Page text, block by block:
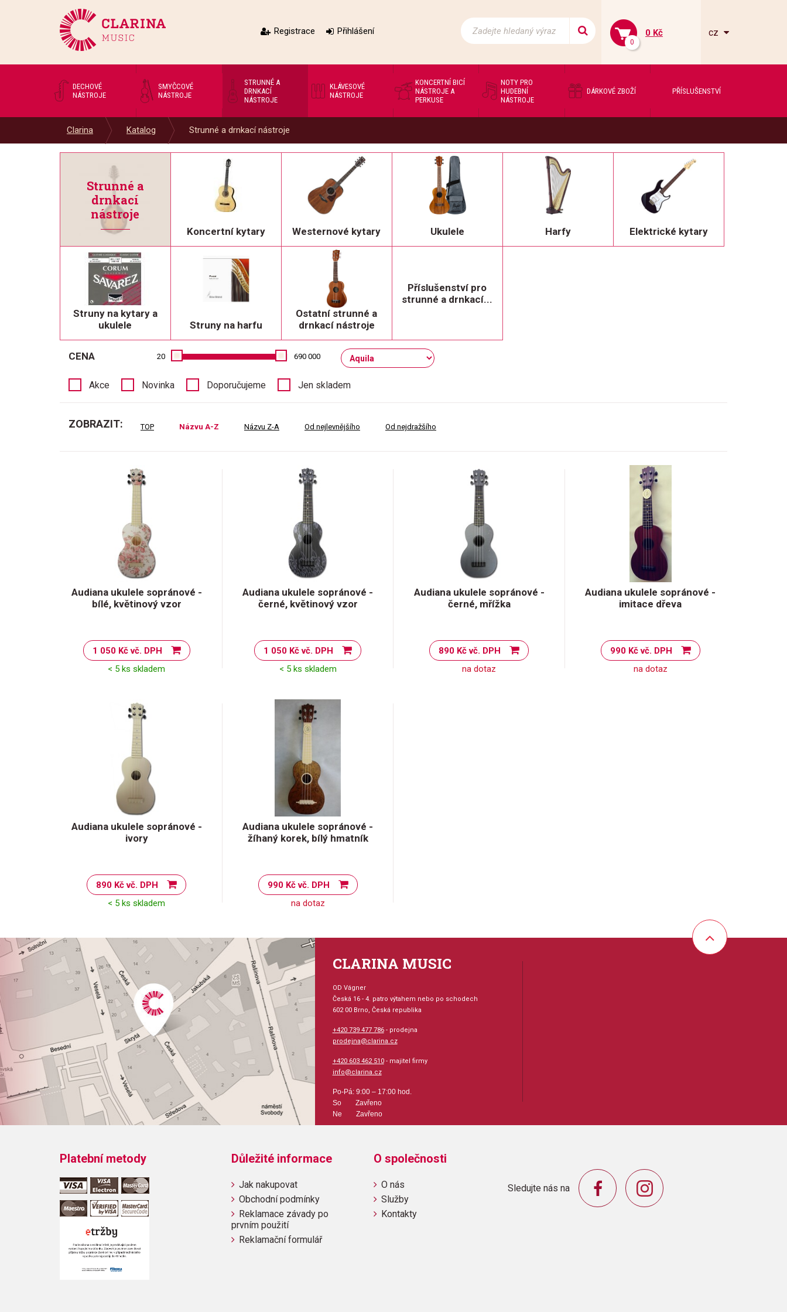
Registrace Přihlášení
0
0 Kč cz
DECHOVÉ
NÁSTROJE
SMYČCOVÉ
NÁSTROJE
STRUNNÉ A
DRNKACÍ
NÁSTROJE
KLÁVESOVÉ
NÁSTROJE
KONCERTNÍ BICÍ
NÁSTROJE A
PERKUSE
NOTY PRO
HUDEBNÍ
NÁSTROJE
DÁRKOVÉ ZBOŽÍ PŘÍSLUŠENSTVÍ
Clarina Katalog Strunné a drnkací nástroje
Strunné a
drnkací
nástroje
Koncertní kytary Westernové kytary Ukulele Harfy Elektrické kytary
Struny na kytary a
ukulele
Struny na harfu
Ostatní strunné a
drnkací nástroje
Příslušenství pro
strunné a drnkací...
CENA 20 690 000
Akce Novinka Doporučujeme Jen skladem
ZOBRAZIT: TOP Názvu A-Z Názvu Z-A Od nejlevnějšího Od nejdražšího
Audiana ukulele sopránové -
bílé, květinový vzor
1 050 Kč vč. DPH
< 5 ks skladem
Audiana ukulele sopránové -
černé, květinový vzor
1 050 Kč vč. DPH
< 5 ks skladem
Audiana ukulele sopránové -
černé, mřížka
890 Kč vč. DPH
na dotaz
Audiana ukulele sopránové -
imitace dřeva
990 Kč vč. DPH
na dotaz
Audiana ukulele sopránové -
ivory
890 Kč vč. DPH
< 5 ks skladem
Audiana ukulele sopránové -
žíhaný korek, bílý hmatník
990 Kč vč. DPH
na dotaz
CLARINA MUSIC
OD Vágner
Česká 16 - 4. patro výtahem nebo po schodech
602 00 Brno, Česká republika
+420 739 477 786- prodejna
prodejna@clarina.cz
+420 603 462 510- majitel firmy
info@clarina.cz
Po-Pá: 9:00 – 17:00 hod.
So Zavřeno
Ne Zavřeno
Platební metody Důležité informace
Jak nakupovat
Obchodní podmínky
Reklamace závady po
prvním použití
Reklamační formulář
O společnosti
O nás
Služby
Kontakty
Sledujte nás na